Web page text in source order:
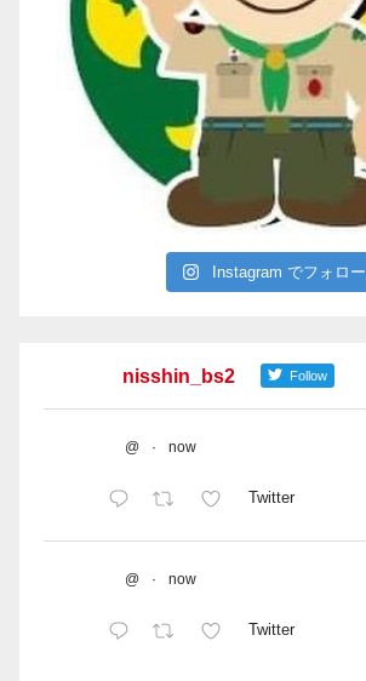
Instagram でフォロー
nisshin_bs2 Follow
@ · now
Twitter
@ · now
Twitter